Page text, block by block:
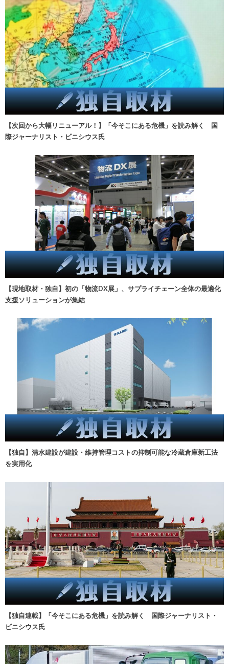
【次回から大幅リニューアル！】「今そこにある危機」を読み解く 国
際ジャーナリスト・ビニシウス氏
【現地取材・独自】初の「物流DX展」、サプライチェーン全体の最適化
支援ソリューションが集結
【独自】清水建設が建設・維持管理コストの抑制可能な冷蔵倉庫新工法
を実用化
【独自連載】「今そこにある危機」を読み解く 国際ジャーナリスト・
ビニシウス氏